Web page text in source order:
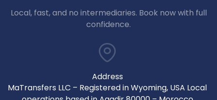
Local, fast, and no intermediaries. Book now with full
confidence.
Address
MaTransfers LLC – Registered in Wyoming, USA Local